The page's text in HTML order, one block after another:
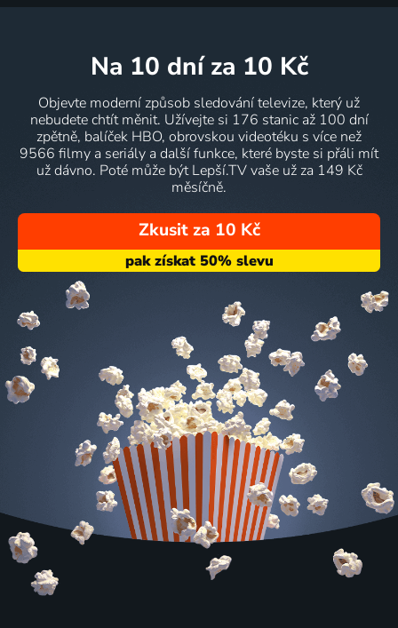
na 10 dní za 10 Kč
Objevte moderní způsob sledování televize, který už
nebudete chtít měnit. Užívejte si 176 stanic až 100 dní
zpětně, balíček HBO, obrovskou videotéku s více než
9566 filmy a seriály a další funkce, které byste si přáli mít
už dávno. Poté může být Lepší.TV vaše už za 149 Kč
měsíčně.
Zkusit za 10 Kč